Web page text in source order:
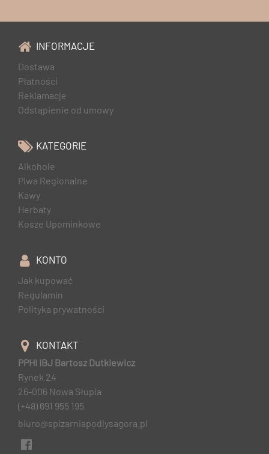
INFORMACJE
Dostawa
Płatności
Reklamacje
Odstąpienie od umowy
KATEGORIE
Alkohole
Piwa Regionalne
Kawy
Herbaty
Kosze Upominkowe
KONTO
Jak kupować
Regulamin
Polityka prywatności
KONTAKT
PPHI IBJ Bartosz Dutkiewicz
Rynek 24
26-006 Nowa Słupia
(+48) 691 955 195
biuro@spizarniapodlysagora.pl